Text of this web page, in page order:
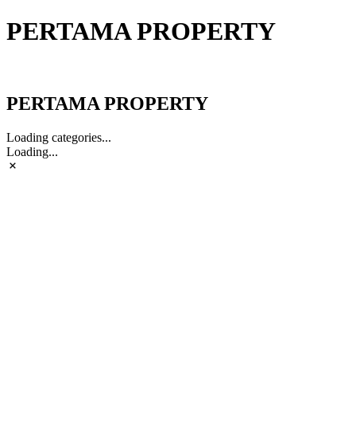
PERTAMA PROPERTY
PERTAMA PROPERTY
Loading categories...
Loading...